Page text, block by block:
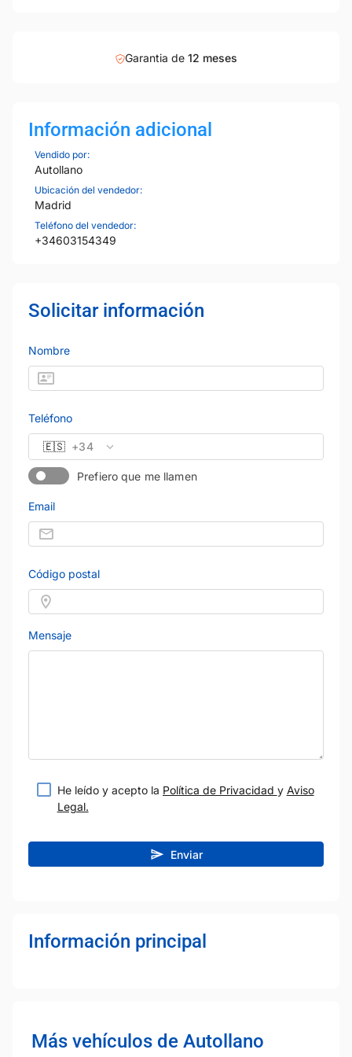
Garantia de 12 meses
Información adicional
Vendido por:
Autollano
Ubicación del vendedor:
Madrid
Teléfono del vendedor:
+34603154349
Solicitar información
Nombre
Teléfono
🇪🇸 +34
Prefiero que me llamen
Email
Código postal
Mensaje
He leído y acepto la Política de Privacidad y Aviso
Legal.
Enviar
Información principal
Más vehículos de Autollano